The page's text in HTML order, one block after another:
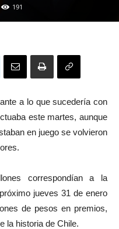
191
a lo que sucedería con
este martes, aunque
en juego se volvieron
correspondían a la
jueves 31 de enero
de pesos en premios,
la historia de Chile.